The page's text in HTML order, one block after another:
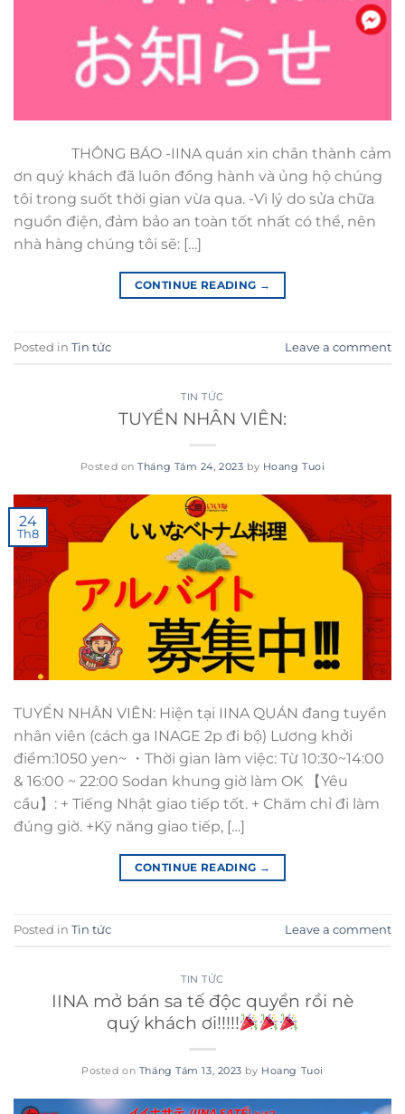
THÔNG BÁO -IINA quán xin chân thành cảm
ơn quý khách đã luôn đồng hành và ủng hộ chúng
tôi trong suốt thời gian vừa qua. -Vì lý do sửa chữa
nguồn điện, đảm bảo an toàn tốt nhất có thể, nên
nhà hàng chúng tôi sẽ: […]
CONTINUE READING →
Posted in Tin tức Leave a comment
TIN TỨC
TUYỂN NHÂN VIÊN:
Posted onTháng Tám 24, 2023 by Hoang Tuoi
24
Th8
TUYỂN NHÂN VIÊN: Hiện tại IINA QUÁN đang tuyển
nhân viên (cách ga INAGE 2p đi bộ) Lương khởi
điểm:1050 yen~ ・Thời gian làm việc: Từ 10:30~14:00
& 16:00 ~ 22:00 Sodan khung giờ làm OK 【Yêu
cầu】: + Tiếng Nhật giao tiếp tốt. + Chăm chỉ đi làm
đúng giờ. +Kỹ năng giao tiếp, […]
CONTINUE READING →
Posted in Tin tức Leave a comment
TIN TỨC
IINA mở bán sa tế độc quyền rồi nè
quý khách ơi!!!!!
Posted on Tháng Tám 13, 2023 by Hoang Tuoi